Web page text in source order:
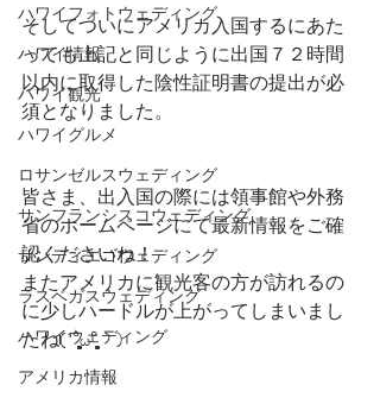
ハワイフォトウェディング
ハワイ情報
ハワイ観光
ハワイグルメ
ロサンゼルスウェディング
サンフランシスコウェディング
サンディエゴウェディング
ラスベガスウェディング
ハワイウェディング
アメリカ情報
そしてついにアメリカ入国するにあた
っても上記と同じように出国７２時間
以内に取得した陰性証明書の提出が必
須となりました。
皆さま、出入国の際には領事館や外務
省のホームページにて最新情報をご確
認くださいね！
またアメリカに観光客の方が訪れるの
に少しハードルが上がってしまいまし
たね(´°̥̥̥̥̥̥̥̥ω°̥̥̥̥̥̥̥̥｀)